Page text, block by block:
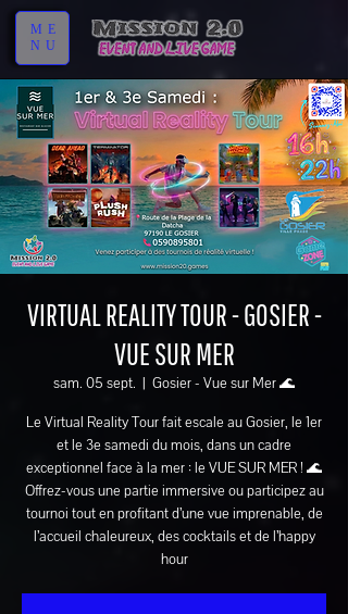
ME
NU
VIRTUAL REALITY TOUR - GOSIER -
VUE SUR MER
sam. 05 sept.
  |
Gosier - Vue sur Mer 🌊
Le Virtual Reality Tour fait escale au Gosier, le 1er
et le 3e samedi du mois, dans un cadre
exceptionnel face à la mer : le VUE SUR MER ! 🌊
Offrez-vous une partie immersive ou participez au
tournoi tout en profitant d’une vue imprenable, de
l’accueil chaleureux, des cocktails et de l’happy
hour